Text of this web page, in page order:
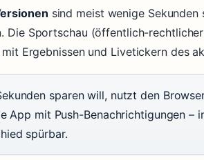
sind meist wenige
Die Sportschau (öffentlich-
mit Ergebnissen und Livetickern des
sparen will, nutzt den
App mit Push-Benachrichtigungen –
spürbar.